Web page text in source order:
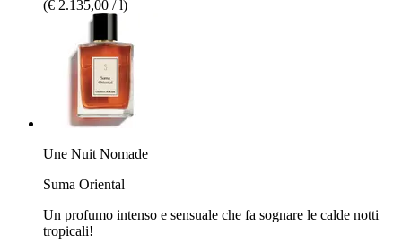
(€ 2.135,00 / l)
Une Nuit Nomade
Suma Oriental
Un profumo intenso e sensuale che fa sognare le calde notti
tropicali!